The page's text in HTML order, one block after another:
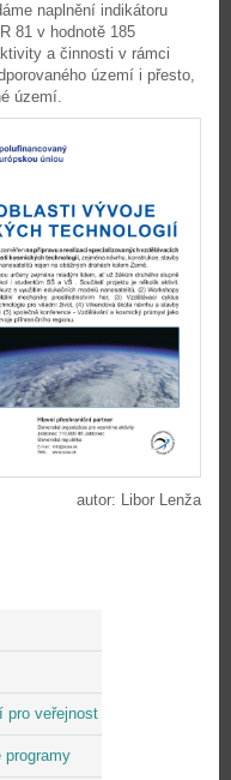
pro veřejnost
programy
naplnění indikátoru
81 v hodnotě 185
a činnosti v rámci
území i přesto,
území.
autor: Libor Lenža